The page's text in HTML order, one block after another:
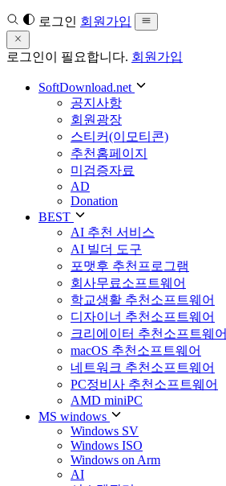
로그인 회원가입
로그인이 필요합니다. 회원가입
SoftDownload.net
공지사항
회원광장
스티커(이모티콘)
추천홈페이지
미검증자료
AD
Donation
BEST
AI 추천 서비스
AI 빌더 도구
포맷후 추천프로그램
회사무료소프트웨어
학교생활 추천소프트웨어
디자이너 추천소프트웨어
크리에이터 추천소프트웨어
macOS 추천소프트웨어
네트워크 추천소프트웨어
PC정비사 추천소프트웨어
AMD miniPC
MS windows
Windows SV
Windows ISO
Windows on Arm
AI